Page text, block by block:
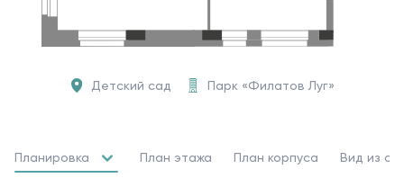
Детский сад Парк «Филатов Луг»
Планировка План этажа План корпуса Вид из